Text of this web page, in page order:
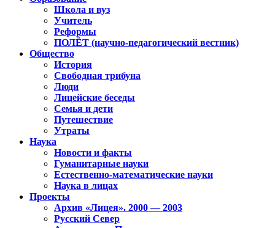
Школа и вуз
Учитель
Реформы
ПОЛЁТ (научно-педагогический вестник)
Общество
История
Свободная трибуна
Люди
Лицейские беседы
Семья и дети
Путешествие
Утраты
Наука
Новости и факты
Гуманитарные науки
Естественно-математические науки
Наука в лицах
Проекты
Архив «Лицея». 2000 — 2003
Русский Север